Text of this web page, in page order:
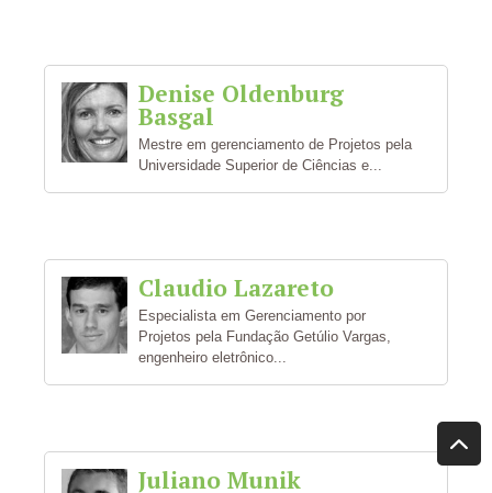
Denise Oldenburg
Basgal
Mestre em gerenciamento de Projetos pela
Universidade Superior de Ciências e...
Claudio Lazareto
Especialista em Gerenciamento por
Projetos pela Fundação Getúlio Vargas,
engenheiro eletrônico...
Juliano Munik